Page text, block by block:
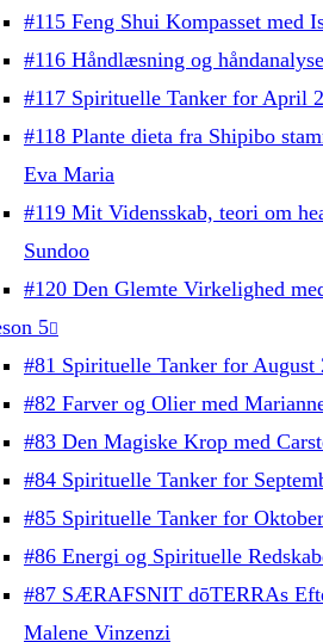
#115 Feng Shui Kompasset med
#116 Håndlæsning og
#117 Spirituelle Tanker for April
#118 Plante dieta fra Shipibo
Eva Maria
#119 Mit Vidensskab, teori om
Sundoo
#120 Den Glemte Virkelighed
5
#81 Spirituelle Tanker for August
#82 Farver og Olier med
#83 Den Magiske Krop med
#84 Spirituelle Tanker for
#85 Spirituelle Tanker for Oktober
#86 Energi og Spirituelle
#87 SÆRAFSNIT dōTERRAs
Malene Vinzenzi